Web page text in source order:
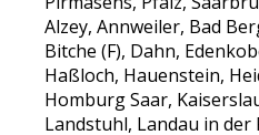
Alzey, Annweiler, Bad
Bitche (F), Dahn,
Haßloch, Hauenstein,
Homburg Saar,
Landstuhl, Landau in der